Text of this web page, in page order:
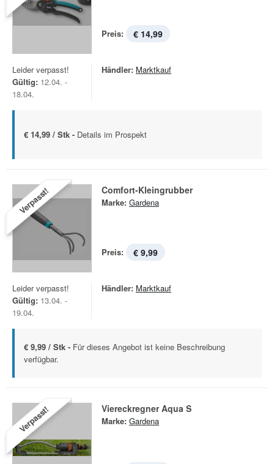
Preis: € 14,99
Leider verpasst!
Gültig: 12.04. -
18.04.
Händler: Marktkauf
€ 14,99 / Stk - Details im Prospekt
Verpasst! Comfort-Kleingrubber
Marke: Gardena
Preis: € 9,99
Leider verpasst!
Gültig: 13.04. -
19.04.
Händler: Marktkauf
€ 9,99 / Stk - Für dieses Angebot ist keine Beschreibung
verfügbar.
Verpasst! Viereckregner Aqua S
Marke: Gardena